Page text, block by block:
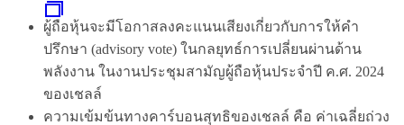
ผู้ถือหุ้นจะมีโอกาสลงคะแนนเสียงเกี่ยวกับการให้คำ
ปรึกษา (advisory vote) ในกลยุทธ์การเปลี่ยนผ่านด้าน
พลังงาน ในงานประชุมสามัญผู้ถือหุ้นประจำปี ค.ศ. 2024
ของเชลล์
ความเข้มข้นทางคาร์บอนสุทธิของเชลล์ คือ ค่าเฉลี่ยถ่วง